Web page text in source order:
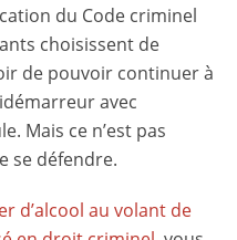
du Code criminel
choisissent de
de pouvoir continuer à
avec
Mais ce n’est pas
se défendre.
d’alcool au volant de